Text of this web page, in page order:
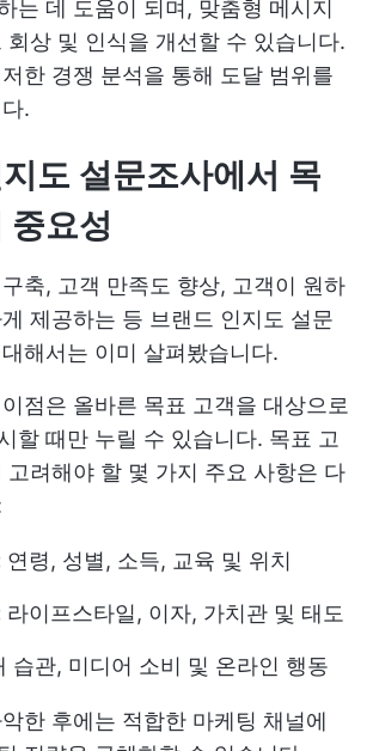
는 데 도움이 되며, 맞춤형 메시지
회상 및 인식을 개선할 수 있습니다.
한 경쟁 분석을 통해 도달 범위를
.
도 설문조사에서 목
중요성
축, 고객 만족도 향상, 고객이 원하
제공하는 등 브랜드 인지도 설문
해서는 이미 살펴봤습니다.
점은 올바른 목표 고객을 대상으로
할 때만 누릴 수 있습니다. 목표 고
고려해야 할 몇 가지 주요 사항은 다
연령, 성별, 소득, 교육 및 위치
라이프스타일, 이자, 가치관 및 태도
습관, 미디어 소비 및 온라인 행동
한 후에는 적합한 마케팅 채널에